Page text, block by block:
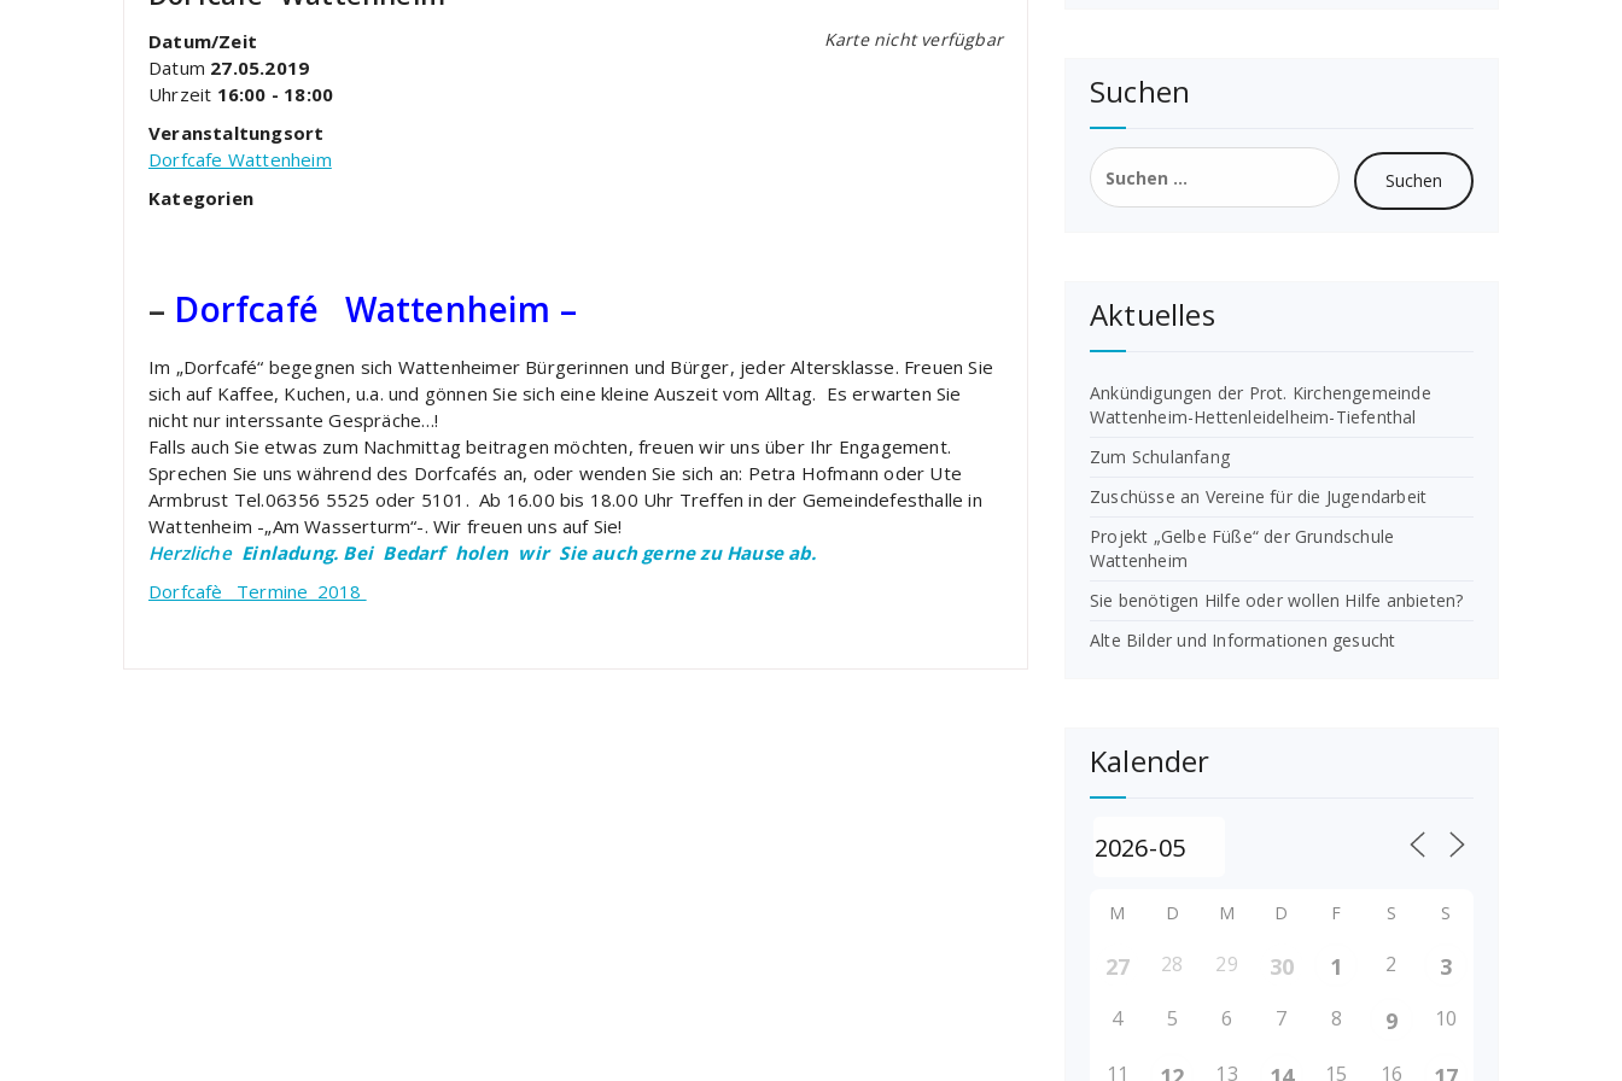
Karte nicht verfügbar
Datum/Zeit
Datum 27.05.2019
Uhrzeit 16:00 - 18:00
Veranstaltungsort
Dorfcafe Wattenheim
Kategorien
– Dorfcafé Wattenheim –
Im „Dorfcafé“ begegnen sich Wattenheimer Bürgerinnen und Bürger, jeder Altersklasse. Freuen Sie
sich auf Kaffee, Kuchen, u.a. und gönnen Sie sich eine kleine Auszeit vom Alltag. Es erwarten Sie
nicht nur interssante Gespräche…!
Falls auch Sie etwas zum Nachmittag beitragen möchten, freuen wir uns über Ihr Engagement.
Sprechen Sie uns während des Dorfcafés an, oder wenden Sie sich an: Petra Hofmann oder Ute
Armbrust Tel.06356 5525 oder 5101. Ab 16.00 bis 18.00 Uhr Treffen in der Gemeindefesthalle in
Wattenheim -„Am Wasserturm“-. Wir freuen uns auf Sie!
Herzliche Einladung. Bei Bedarf holen wir Sie auch gerne zu Hause ab.
Dorfcafè_ Termine_2018
Suchen
Suchen
nach:
Aktuelles
Ankündigungen der Prot. Kirchengemeinde
Wattenheim-Hettenleidelheim-Tiefenthal
Zum Schulanfang
Zuschüsse an Vereine für die Jugendarbeit
Projekt „Gelbe Füße“ der Grundschule
Wattenheim
Sie benötigen Hilfe oder wollen Hilfe anbieten?
Alte Bilder und Informationen gesucht
Kalender
M D M D F S S
27 28 29 30 1 2 3
4 5 6 7 8 9 10
11 13 15 16